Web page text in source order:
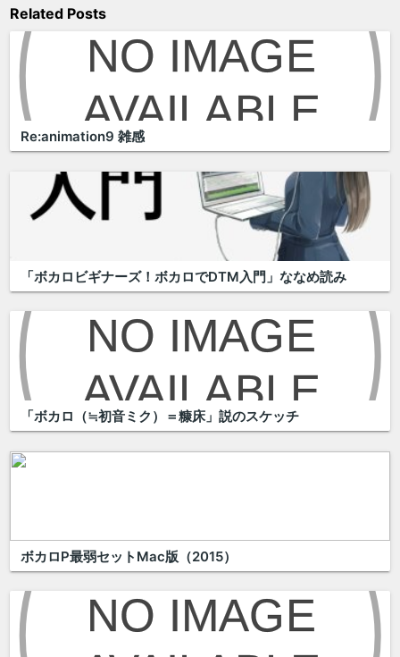
Related Posts
Re:animation9 雑感
「ボカロビギナーズ！ボカロでDTM入門」ななめ読み
「ボカロ（≒初音ミク）＝糠床」説のスケッチ
ボカロP最弱セットMac版（2015）